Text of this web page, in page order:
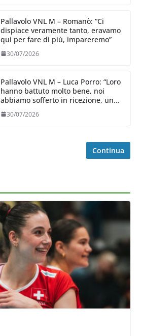
Pallavolo VNL M – Romanò: “Ci
dispiace veramente tanto, eravamo
qui per fare di più, impareremo”
30/07/2026
Pallavolo VNL M – Luca Porro: “Loro
hanno battuto molto bene, noi
abbiamo sofferto in ricezione, uno
30/07/2026
Continua